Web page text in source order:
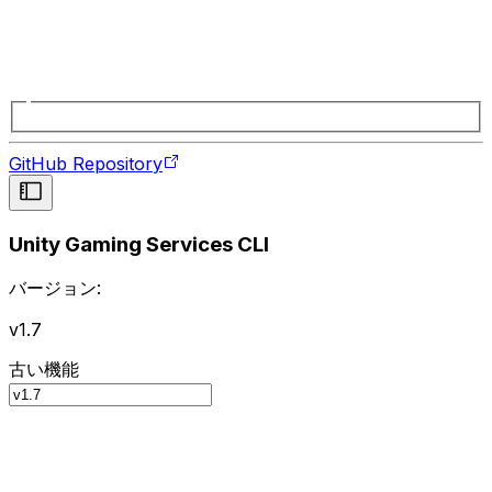
GitHub Repository
Unity Gaming Services CLI
バージョン:
v1.7
古い機能